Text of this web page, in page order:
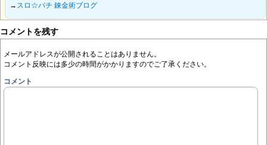
→ スロ☆パチ 錬金術ブログ
コメントを残す
メールアドレスが公開されることはありません。
コメント反映には多少の時間がかかりますのでご了承ください。
コメント